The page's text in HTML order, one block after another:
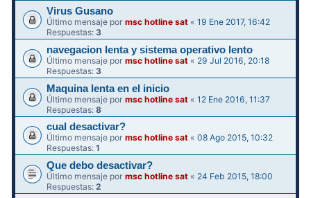
Virus Gusano
Último mensaje pormsc hotline sat «19 Ene 2017, 16:42
Respuestas: 3
navegacion lenta y sistema operativo lento
Último mensaje pormsc hotline sat « 29 Jul 2016, 20:18
Respuestas:3
Maquina lenta en el inicio
Último mensaje pormsc hotline sat «12 Ene 2016, 11:37
Respuestas:8
cual desactivar?
Último mensaje pormsc hotline sat «08 Ago 2015, 10:32
Respuestas:1
Que debo desactivar?
Último mensaje pormsc hotline sat « 24 Feb 2015, 18:00
Respuestas:2